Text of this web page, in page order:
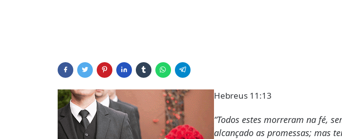
Hebreus 11:13
“Todos estes morreram na fé,
alcançado as promessas; mas